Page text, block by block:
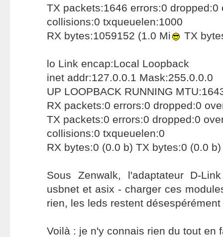
TX packets:1646 errors:0 dropped:0
collisions:0 txqueuelen:1000
RX bytes:1059152 (1.0 Mi
TX
lo Link encap:Local Loopback
inet addr:127.0.0.1 Mask:255.0.0.0
UP LOOPBACK RUNNING
RX packets:0 errors:0 dropped:0
TX packets:0 errors:0 dropped:0
collisions:0 txqueuelen:0
RX bytes:0 (0.0 b) TX bytes:0 (0.0 b)
Sous Zenwalk, l'adaptateur D-
usbnet et asix - charger ces
rien, les leds restent
Voilà : je n'y connais rien du tout en